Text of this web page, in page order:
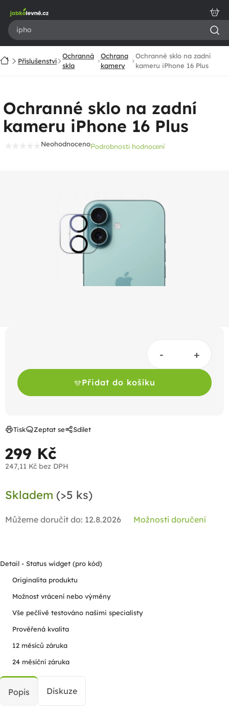
obsah
DomůPříslušenství
Ochranná
skla
Ochrana
kamery
Ochranné sklo na zadní
kameru iPhone 16 Plus
Ochranné sklo na zadní
kameru iPhone 16 Plus
NeohodnocenoPodrobnosti hodnocení
299 Kč
247,11 Kč bez DPH
cena:
Skladem (>5 ks)
Můžeme doručit do: 12.8.2026 Možnosti doručení
Přidat do košíku
Tisk Zeptat se Sdílet
Detail - Status widget (pro kód)
Originalita produktu
Možnost vrácení nebo výměny
Vše pečlivě testováno našimi specialisty
Prověřená kvalita
12 měsíců záruka
24 měsíční záruka
Popis Diskuze